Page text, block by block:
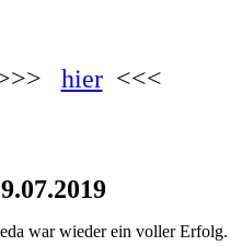
hier<<<
war wieder ein voller Erfolg.